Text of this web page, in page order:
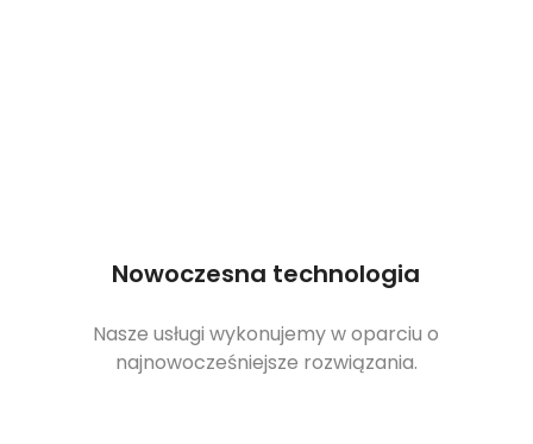
Nowoczesna technologia
Nasze usługi wykonujemy w oparciu o
najnowocześniejsze rozwiązania.